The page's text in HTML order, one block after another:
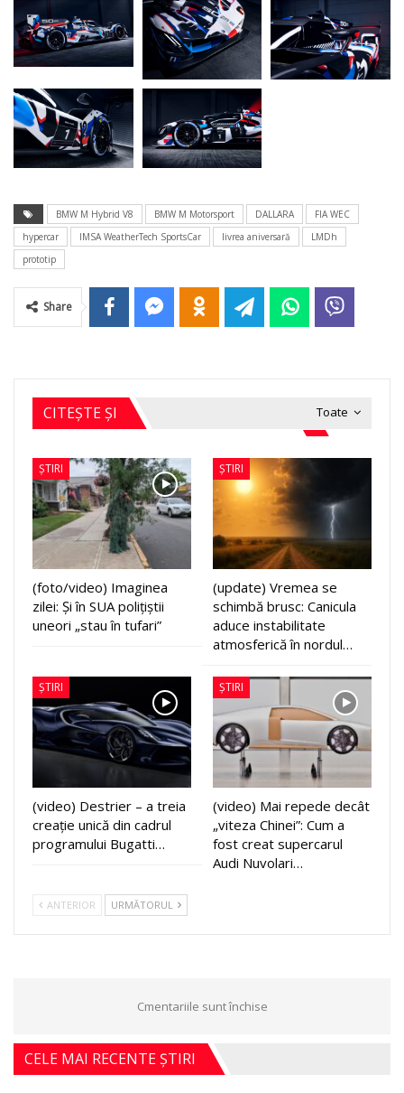
BMW M Hybrid V8 BMW M Motorsport DALLARA
FIA WEC
hypercar
IMSA WeatherTech SportsCar livrea aniversară
LMDh
prototip
Share
Toate
CITEȘTE ȘI
ȘTIRI
(foto/video) Imaginea
zilei: Și în SUA polițiștii
uneori „stau în tufari”
ȘTIRI
(update) Vremea se
schimbă brusc: Canicula
aduce instabilitate
atmosferică în nordul…
ȘTIRI
(video) Destrier – a treia
creație unică din cadrul
programului Bugatti…
ȘTIRI
(video) Mai repede decât
„viteza Chinei”: Cum a
fost creat supercarul
Audi Nuvolari…
ANTERIOR URMĂTORUL
Cmentariile sunt închise
CELE MAI RECENTE ȘTIRI